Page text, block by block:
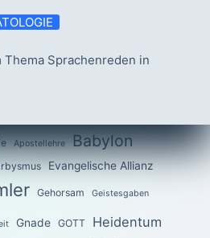
Thema Sprachenreden in
Apostellehre Babylon
Evangelische Allianz
Gehorsam Geistesgaben
Gnade GOTT Heidentum